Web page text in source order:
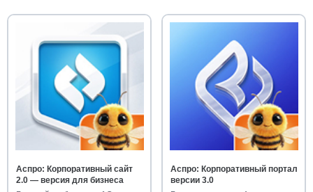
Аспро: Корпоративный сайт
2.0 — версия для бизнеса
Аспро: Корпоративный портал
версии 3.0